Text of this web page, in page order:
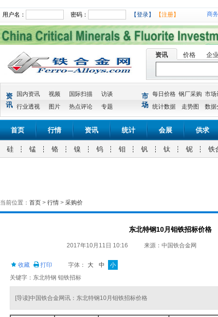
用户名： 密码： 【登录】 【注册】 商
资讯 价格 企
资
讯
国内资讯 视频 国际扫描
访谈
行业透视
图片 热点评论 专题
市
场
每日价格 钢厂采购 市场
统计数据
走势图 数据
首页 行情 资讯 统计 会展 供求
硅 锰 铬 镍 钨 钼 钒 钛 铌 铁
当前位置： 首页 > 行情 > 采购价
东北特钢10月钼铁招标价格
2017年10月11日 10:16 来源：中国铁合金网
收藏 打印 字体： 大 中
小
关键字：东北特钢 钼铁招标
[导读]中国铁合金网讯：东北特钢10月钼铁招标价格